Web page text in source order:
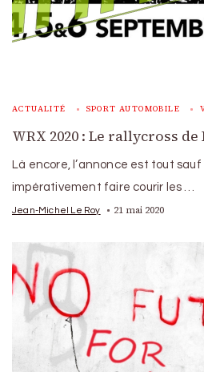
ACTUALITÉ SPORT AUTOMOBILE
WRX 2020 : Le rallycross
Là encore, l’annonce est tout
impérativement faire courir les …
Jean-Michel Le Roy 21 mai 2020